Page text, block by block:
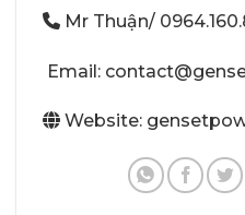
Mr Thuận/
Email:
Website: